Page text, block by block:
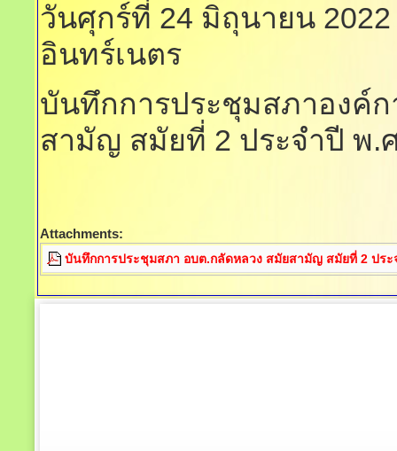
วันศุกร์ที่ 24 มิถุนายน 2022
อินทร์เนตร
บันทึกการประชุมสภาองค์
สามัญ สมัยที่ 2 ประจำปี พ.
Attachments:
บันทึกการประชุมสภา อบต.กลัดหลวง สมัยสามัญ สมัยที่ 2 ประ